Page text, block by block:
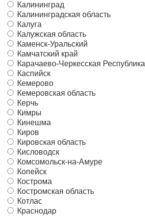
Калининград
Калининградская область
Калуга
Калужская область
Каменск-Уральский
Камчатский край
Карачаево-Черкесская Республика
Каспийск
Кемерово
Кемеровская область
Керчь
Кимры
Кинешма
Киров
Кировская область
Кисловодск
Комсомольск-на-Амуре
Копейск
Кострома
Костромская область
Котлас
Краснодар